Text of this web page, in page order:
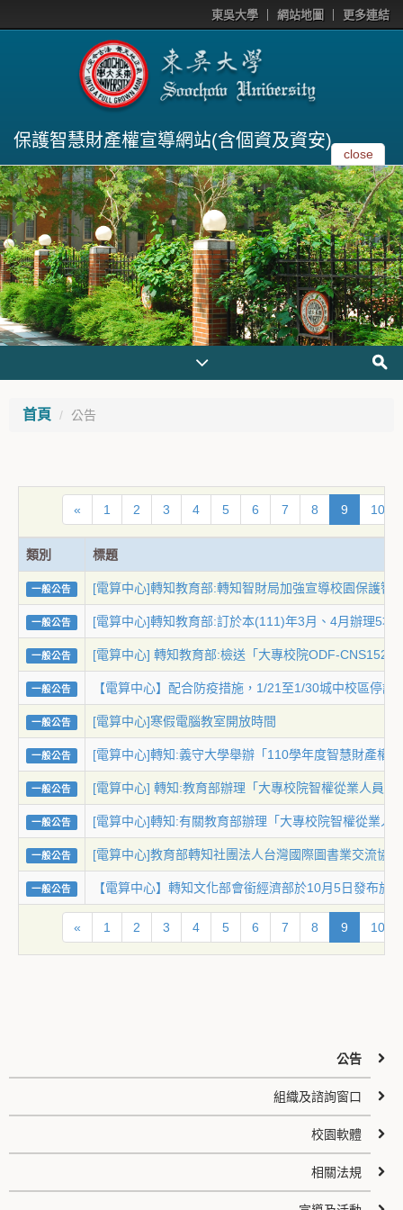
東吳大學 網站地圖 更多連結
保護智慧財產權宣導網站(含個資及資安)
close
首頁 公告
« 1 2 3 4 5 6 7 8 9 10
類別 標題
一般公告 [電算中心]轉知教育部:轉知智財局加強宣導校園保護
一般公告 [電算中心]轉知教育部:訂於本(111)年3月、4月辦理5
一般公告 [電算中心] 轉知教育部:檢送「大專校院ODF-
一般公告 【電算中心】配合防疫措施，1/21至1/30城中校區停課
一般公告 [電算中心]寒假電腦教室開放時間
一般公告 [電算中心]轉知:義守大學舉辦「110學年度智慧財產權
一般公告 [電算中心] 轉知:教育部辦理「大專校院智權從業人員
一般公告 [電算中心]轉知:有關教育部辦理「大專校院智權從業人
一般公告 [電算中心]教育部轉知社團法人台灣國際圖書業交流協
一般公告 【電算中心】轉知文化部會銜經濟部於10月5日發布
« 1 2 3 4 5 6 7 8 9 10
公告
組織及諮詢窗口
校園軟體
相關法規